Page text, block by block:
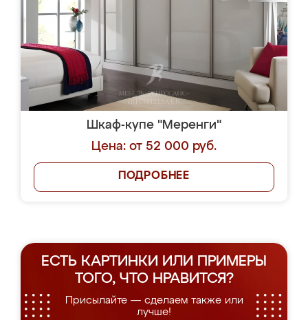
Шкаф-купе "Меренги"
Цена: от 52 000 руб.
ПОДРОБНЕЕ
ЕСТЬ КАРТИНКИ ИЛИ ПРИМЕРЫ
ТОГО, ЧТО НРАВИТСЯ?
Присылайте — сделаем также или
лучше!